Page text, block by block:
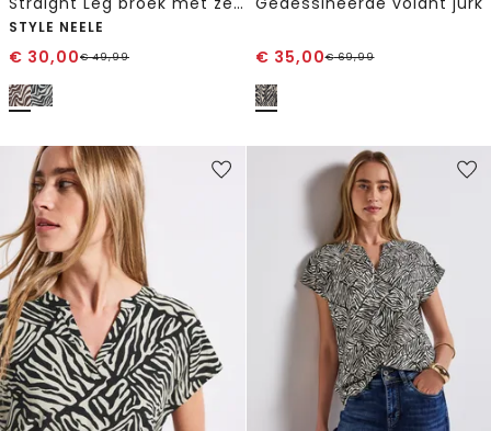
STYLE NEELE
€ 30,00€49,99 € 35,00€69,99